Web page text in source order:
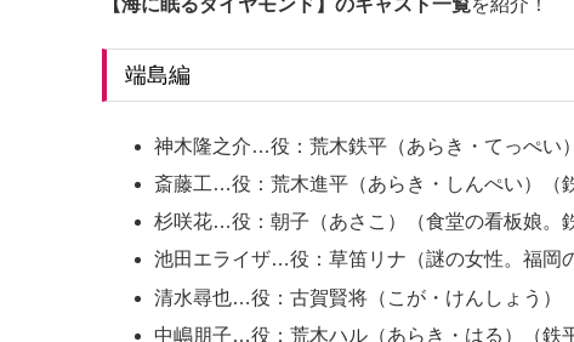
端島編
神木隆之介…役：荒木鉄平（あらき・てっぺい
斎藤工…役：荒木進平（あらき・しんぺい）（
杉咲花…役：朝子（あさこ）（食堂の看板娘。
池田エライザ…役：草笛リナ（謎の女性。福岡
清水尋也…役：古賀賢将（こが・けんしょう）
中嶋朋子…役：荒木ハル（あらき・はる）（鉄